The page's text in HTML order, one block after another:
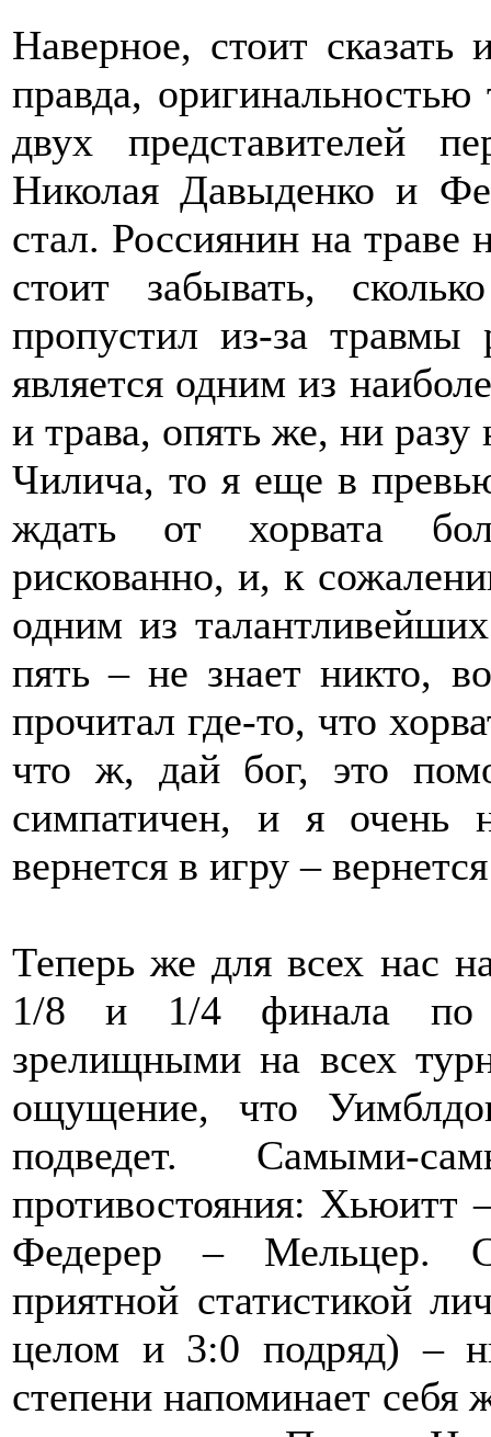
Наверное, стоит
правда,
двух представителей
Николая Давыденко и
стал. Россиянин на траве
стоит забывать,
пропустил из-за
является одним из
и трава, опять же, ни
Чилича, то я еще в
ждать от хорвата
рискованно, и, к
одним из
пять – не знает никто,
прочитал где-то, что
что ж, дай бог, это
симпатичен, и я очень
вернется в игру –
Теперь же для всех нас
1/8 и 1/4 финала по
зрелищными на всех
ощущение, что
подведет. Самыми-
противостояния:
Федерер – Мельцер.
приятной статистикой
целом и 3:0 подряд) –
степени напоминает себя